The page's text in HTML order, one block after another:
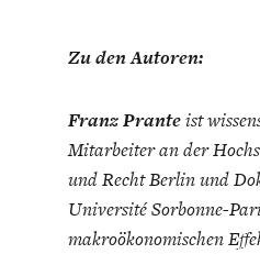
Zu den Autoren:
Franz Pranteist
Mitarbeiter an der
und Recht Berlin und
Université Sorbonne-
makroökonomischen